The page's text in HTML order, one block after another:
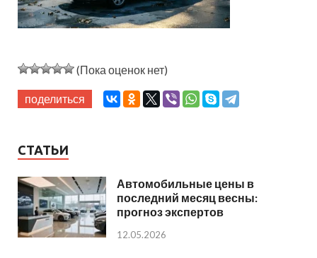
(Пока оценок нет)
поделиться
СТАТЬИ
Автомобильные цены в
последний месяц весны:
прогноз экспертов
12.05.2026